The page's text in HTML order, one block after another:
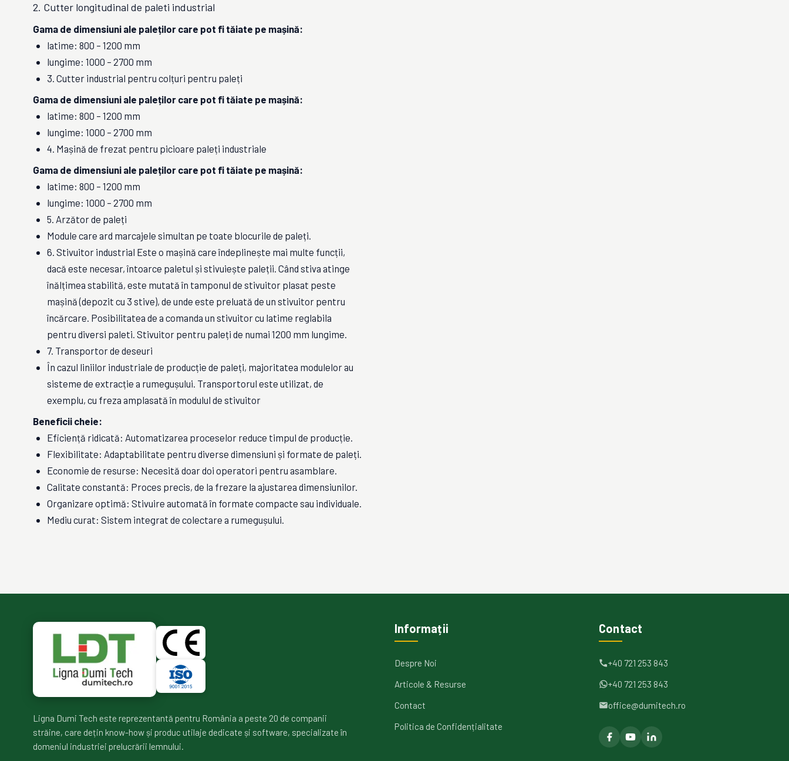
2. Cutter longitudinal de paleti industrial
Gama de dimensiuni ale paleților care pot fi tăiate pe mașină:
latime: 800 – 1200 mm
lungime: 1000 – 2700 mm
3. Cutter industrial pentru colțuri pentru paleți
Gama de dimensiuni ale paleților care pot fi tăiate pe mașină:
latime: 800 – 1200 mm
lungime: 1000 – 2700 mm
4. Mașină de frezat pentru picioare paleți industriale
Gama de dimensiuni ale paleților care pot fi tăiate pe mașină:
latime: 800 – 1200 mm
lungime: 1000 – 2700 mm
5. Arzător de paleți
Module care ard marcajele simultan pe toate blocurile de paleți.
6. Stivuitor industrial Este o mașină care îndeplinește mai multe funcții,
dacă este necesar, întoarce paletul și stivuiește paleții. Când stiva atinge
înălțimea stabilită, este mutată în tamponul de stivuitor plasat peste
mașină (depozit cu 3 stive), de unde este preluată de un stivuitor pentru
încărcare. Posibilitatea de a comanda un stivuitor cu latime reglabila
pentru diversi paleti. Stivuitor pentru paleți de numai 1200 mm lungime.
7. Transportor de deseuri
În cazul liniilor industriale de producție de paleți, majoritatea modulelor au
sisteme de extracție a rumegușului. Transportorul este utilizat, de
exemplu, cu freza amplasată în modulul de stivuitor
Beneficii cheie:
Eficiență ridicată: Automatizarea proceselor reduce timpul de producție.
Flexibilitate: Adaptabilitate pentru diverse dimensiuni și formate de paleți.
Economie de resurse: Necesită doar doi operatori pentru asamblare.
Calitate constantă: Proces precis, de la frezare la ajustarea dimensiunilor.
Organizare optimă: Stivuire automată în formate compacte sau individuale.
Mediu curat: Sistem integrat de colectare a rumegușului.
Ligna Dumi Tech este reprezentantă pentru România a peste 20 de companii
străine, care dețin know-how și produc utilaje dedicate și software, specializate în
domeniul industriei prelucrării lemnului.
Informații
Despre Noi
Articole & Resurse
Contact
Politica de Confidențialitate
Contact
+40 721 253 843
+40 721 253 843
office@dumitech.ro